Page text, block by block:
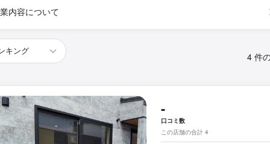
内容について
4 件
-
口コミ数
この店舗の合計 4